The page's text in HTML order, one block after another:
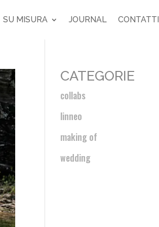
SU MISURA JOURNAL CONTATTI
CATEGORIE
collabs
linneo
making of
wedding